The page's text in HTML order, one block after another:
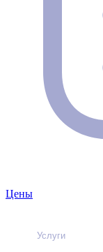
Цены
Услуги